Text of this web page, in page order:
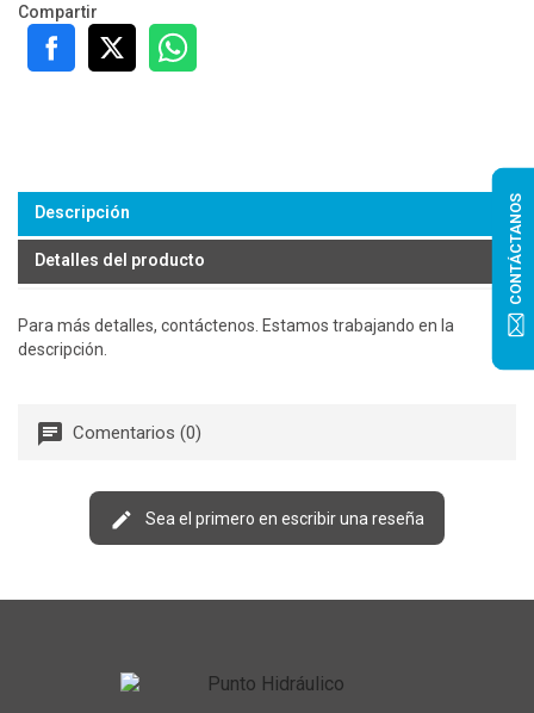
Compartir
Descripción
Detalles del producto
Para más detalles, contáctenos. Estamos trabajando en la
descripción.
Comentarios (0)
Sea el primero en escribir una reseña
CONTÁCTANOS